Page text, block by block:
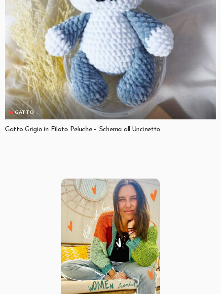
GATTO
Gatto Grigio in Filato Peluche – Schema all’Uncinetto